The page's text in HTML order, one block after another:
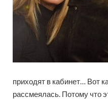
приходят в кабинет… Вот
рассмеялась. Потому что